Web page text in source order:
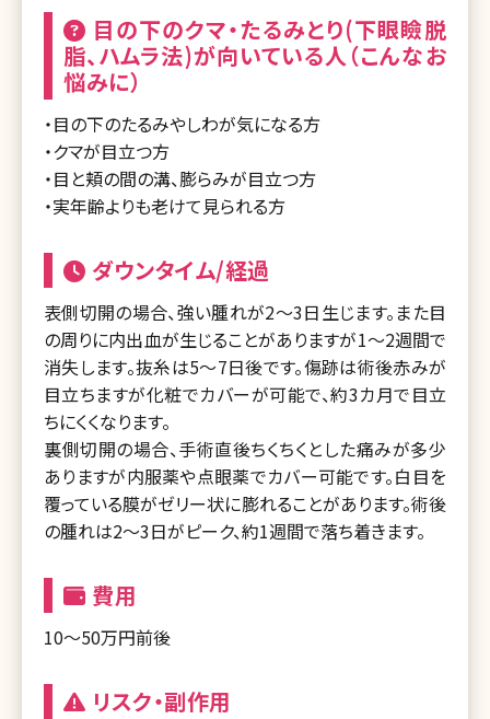
目の下のクマ・たるみとり(下眼瞼脱
脂、ハムラ法)が向いている人（こんなお
悩みに）
・目の下のたるみやしわが気になる方
・クマが目立つ方
・目と頬の間の溝、膨らみが目立つ方
・実年齢よりも老けて見られる方
ダウンタイム/経過
表側切開の場合、強い腫れが2～3日生じます。また目
の周りに内出血が生じることがありますが1～2週間で
消失します。抜糸は5～7日後です。傷跡は術後赤みが
目立ちますが化粧でカバーが可能で、約3カ月で目立
ちにくくなります。
裏側切開の場合、手術直後ちくちくとした痛みが多少
ありますが内服薬や点眼薬でカバー可能です。白目を
覆っている膜がゼリー状に膨れることがあります。術後
の腫れは2～3日がピーク、約1週間で落ち着きます。
費用
10〜50万円前後
リスク・副作用